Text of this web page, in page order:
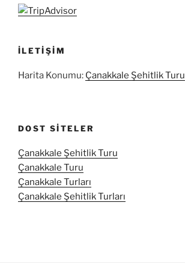
İLETIŞIM
Harita Konumu: Çanakkale Şehitlik Turu
DOST SITELER
Çanakkale Şehitlik Turu
Çanakkale Turu
Çanakkale Turları
Çanakkale Şehitlik Turları